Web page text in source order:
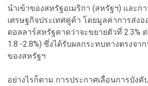
นำเข้าของสหรัฐอเมริกา (สหรัฐฯ) และก
เศรษฐกิจประเทศคู่ค้า โดยมูลค่าการส่ง
ดอลลาร์สหรัฐคาดว่าจะขยายตัวที่ 2.3%
1.8 -2.8%) ซึ่งได้รับผลกระทบทางตรงจา
ของสหรัฐฯ
อย่างไรก็ตาม การประกาศเลื่อนการบังคั